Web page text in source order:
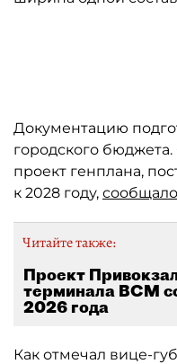
Документацию
городского
проект генплана,
к 2028 году,
Читайте также:
Проект
терминала ВСМ
2026 года
Как отмечал вице-